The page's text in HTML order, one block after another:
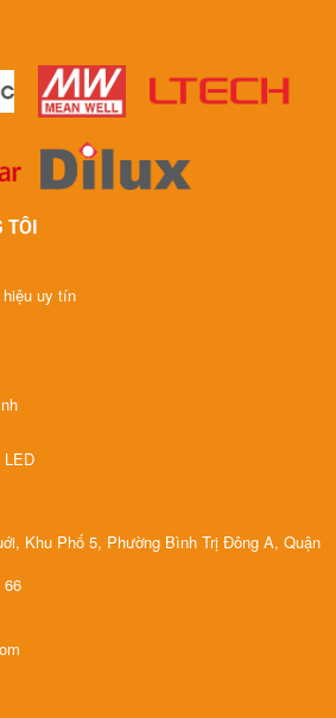
TÔI
hiệu uy tín
Khu Phố 5, Phường Bình Trị Đông A, Quận
66